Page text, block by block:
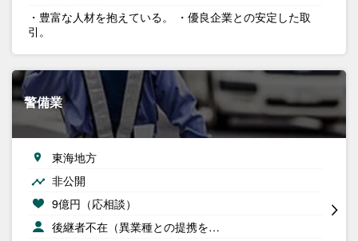
・豊富な人材を抱えている。 ・優良企業との安定した取
引。
警備業
東海地方
非公開
9億円（応相談）
後継者不在（異業種との提携を…